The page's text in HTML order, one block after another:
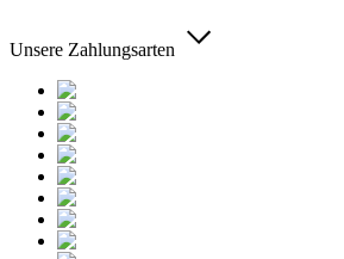
Unsere Zahlungsarten